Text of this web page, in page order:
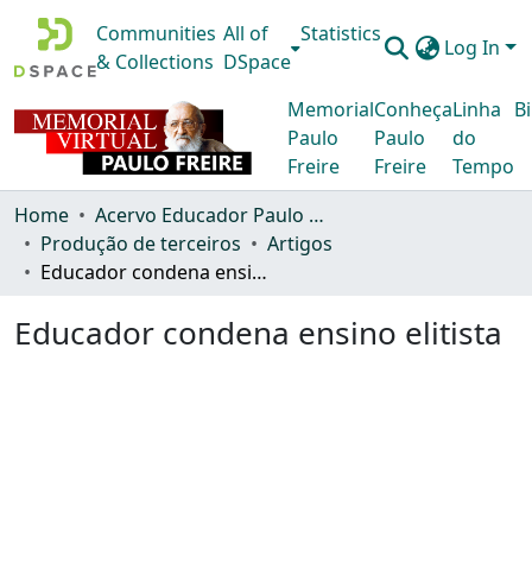
Communities
& Collections
All of
DSpace
Statistics
Log In
Memorial
Paulo
Freire
Conheça
Paulo
Freire
Linha
do
Tempo
Home
Acervo Educador Paulo Freire
Produção de terceiros
Artigos
Educador condena ensino elitista
Educador condena ensino elitista